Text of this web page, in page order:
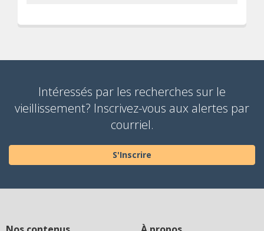
Intéressés par les recherches sur le
vieillissement? Inscrivez-vous aux alertes par
courriel.
S'Inscrire